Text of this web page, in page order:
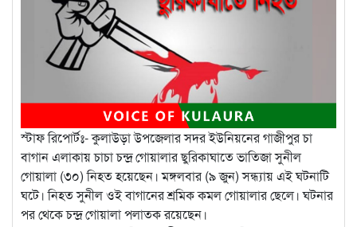
স্টাফ রিপোর্টঃ- কুলাউড়া উপজেলার সদর ইউনিয়নের গাজীপুর চা
বাগান এলাকায় চাচা চন্দ্র গোয়ালার ছুরিকাঘাতে ভাতিজা সুনীল
গোয়ালা (৩০) নিহত হয়েছেন। মঙ্গলবার (৯ জুন) সন্ধ্যায় এই ঘটনাটি
ঘটে। নিহত সুনীল ওই বাগানের শ্রমিক কমল গোয়ালার ছেলে। ঘটনার
পর থেকে চন্দ্র গোয়ালা পলাতক রয়েছেন।